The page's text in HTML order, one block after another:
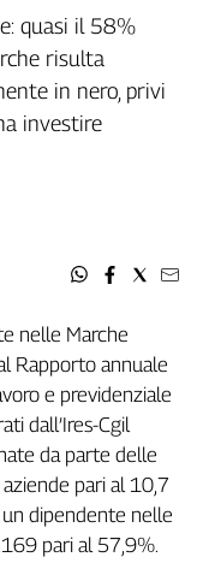
quasi il 58%
risulta
in nero, privi
investire
nelle Marche
Rapporto annuale
e previdenziale
dall’Ires-Cgil
da parte delle
pari al 10,7
dipendente nelle
pari al 57,9%.